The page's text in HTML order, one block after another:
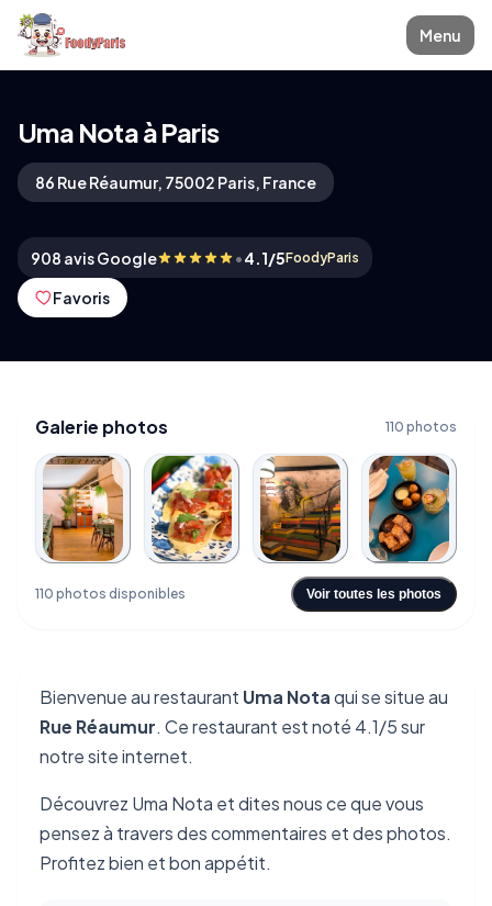
Menu
Uma Nota à Paris
86 Rue Réaumur, 75002 Paris, France
908 avis Google •4.1/5FoodyParis
Favoris
Galerie photos 110 photos
+106
110 photos disponibles Voir toutes les photos
Bienvenue au restaurant Uma Notaqui se situe au
Rue Réaumur. Ce restaurant est noté 4.1/5 sur
notre site internet.
Découvrez Uma Nota et dites nous ce que vous
pensez à travers des commentaires et des photos.
Profitez bien et bon appétit.